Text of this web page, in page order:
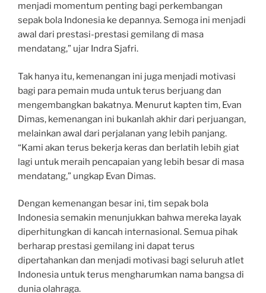
menjadi momentum penting bagi perkembangan
sepak bola Indonesia ke depannya. Semoga ini menjadi
awal dari prestasi-prestasi gemilang di masa
mendatang,” ujar Indra Sjafri.
Tak hanya itu, kemenangan ini juga menjadi motivasi
bagi para pemain muda untuk terus berjuang dan
mengembangkan bakatnya. Menurut kapten tim, Evan
Dimas, kemenangan ini bukanlah akhir dari perjuangan,
melainkan awal dari perjalanan yang lebih panjang.
“Kami akan terus bekerja keras dan berlatih lebih giat
lagi untuk meraih pencapaian yang lebih besar di masa
mendatang,” ungkap Evan Dimas.
Dengan kemenangan besar ini, tim sepak bola
Indonesia semakin menunjukkan bahwa mereka layak
diperhitungkan di kancah internasional. Semua pihak
berharap prestasi gemilang ini dapat terus
dipertahankan dan menjadi motivasi bagi seluruh atlet
Indonesia untuk terus mengharumkan nama bangsa di
dunia olahraga.